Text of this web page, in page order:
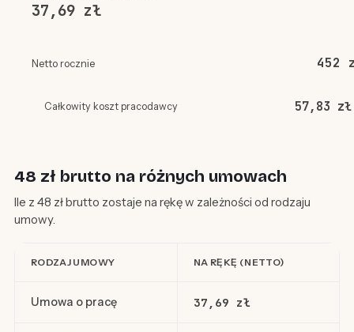
37,69 zł
Netto rocznie 452
Całkowity koszt pracodawcy 57,83 zł
48 zł brutto na różnych umowach
Ile z 48 zł brutto zostaje na rękę w zależności od rodzaju
umowy.
RODZAJ UMOWY NA RĘKĘ (NETTO)
Umowa o pracę 37,69 zł